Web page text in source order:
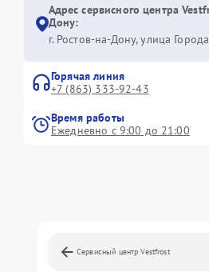
Адрес сервисного центра
Дону:
г. Ростов-на-Дону, улица
Горячая линия
+7 (863) 333-92-43
Время работы
Ежедневно с 9:00 до 21:00
Сервисный центр Vestfrost